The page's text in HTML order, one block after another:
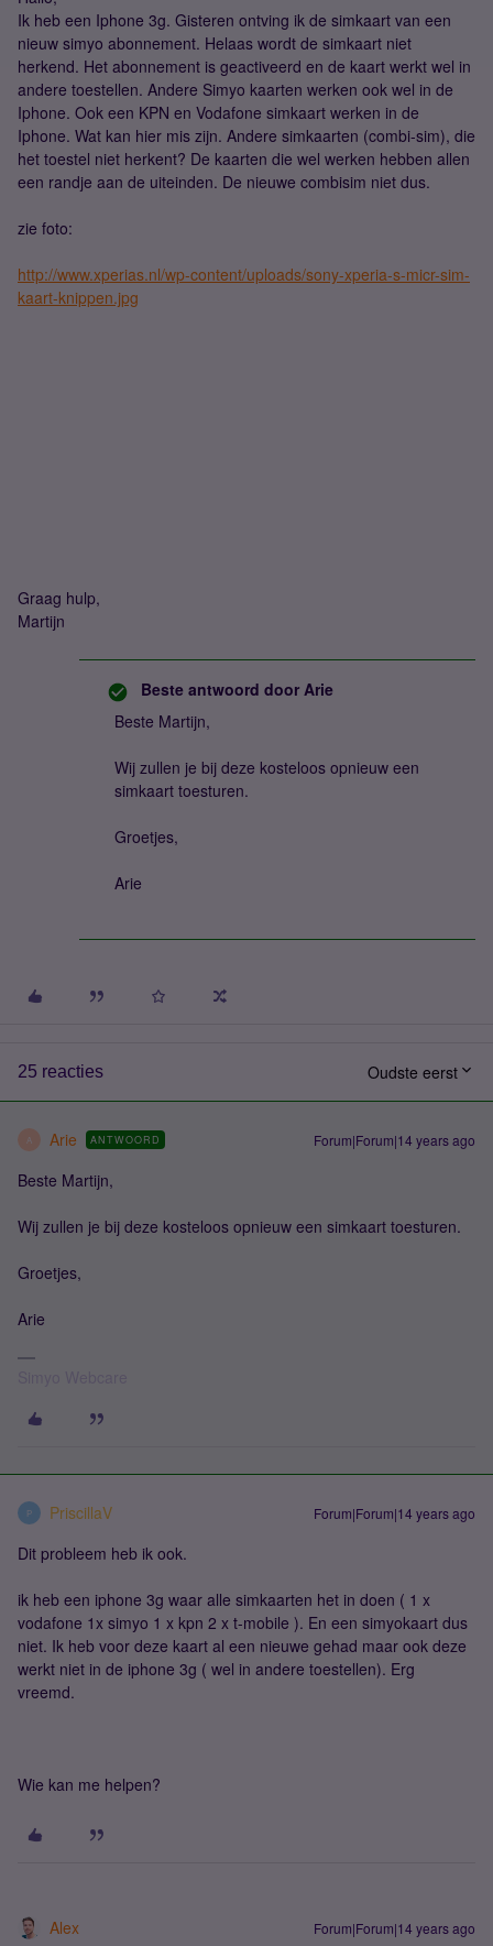
Ik heb een Iphone 3g. Gisteren ontving ik de simkaart van een
nieuw simyo abonnement. Helaas wordt de simkaart niet
herkend. Het abonnement is geactiveerd en de kaart werkt wel in
andere toestellen. Andere Simyo kaarten werken ook wel in de
Iphone. Ook een KPN en Vodafone simkaart werken in de
Iphone. Wat kan hier mis zijn. Andere simkaarten (combi-sim), die
het toestel niet herkent? De kaarten die wel werken hebben allen
een randje aan de uiteinden. De nieuwe combisim niet dus.
zie foto:
http://www.xperias.nl/wp-content/uploads/sony-xperia-s-micr-sim-
kaart-knippen.jpg
Graag hulp,
Martijn
Beste antwoord door Arie
Beste Martijn,
Wij zullen je bij deze kosteloos opnieuw een
simkaart toesturen.
Groetjes,
Arie
25 reacties Oudste eerst
A Arie ANTWOORD Forum|Forum|14 years ago
Beste Martijn,
Wij zullen je bij deze kosteloos opnieuw een simkaart toesturen.
Groetjes,
Arie
P PriscillaV Forum|Forum|14 years ago
Dit probleem heb ik ook.
ik heb een iphone 3g waar alle simkaarten het in doen ( 1 x
vodafone 1x simyo 1 x kpn 2 x t-mobile ). En een simyokaart dus
niet. Ik heb voor deze kaart al een nieuwe gehad maar ook deze
werkt niet in de iphone 3g ( wel in andere toestellen). Erg
vreemd.
Wie kan me helpen?
Alex Forum|Forum|14 years ago